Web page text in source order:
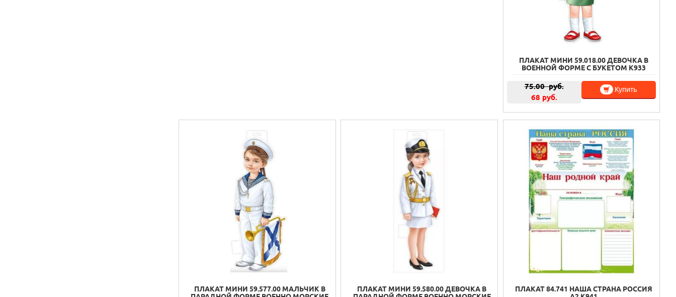
ПЛАКАТ МИНИ 59.018.00 ДЕВОЧКА В
ВОЕННОЙ ФОРМЕ С БУКЕТОМ К933
75.00руб.
68 руб.
Купить
ПЛАКАТ МИНИ 59.577.00 МАЛЬЧИК В
ПЛАКАТ МИНИ 59.580.00 ДЕВОЧКА В
ПЛАКАТ 84.741 НАША СТРАНА РОССИЯ